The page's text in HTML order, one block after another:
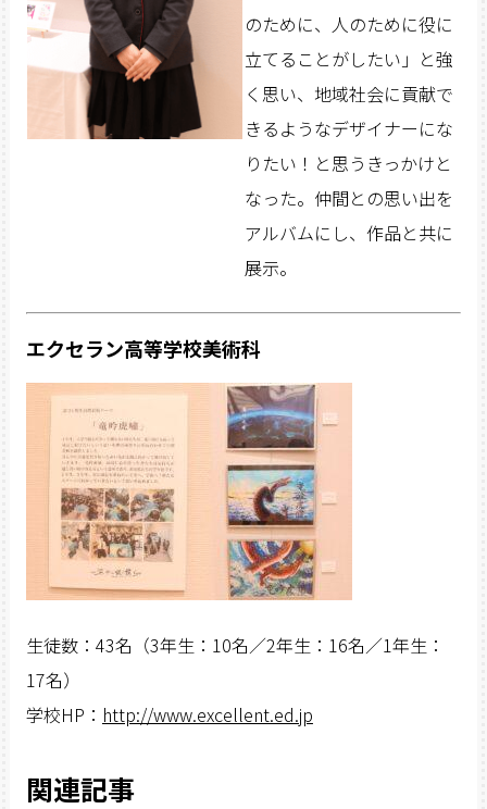
のために、人のために役に
立てることがしたい」と強
く思い、地域社会に貢献で
きるようなデザイナーにな
りたい！と思うきっかけと
なった。仲間との思い出を
アルバムにし、作品と共に
展示。
エクセラン高等学校美術科
生徒数：43名（3年生：10名／2年生：16名／1年生：
17名）
学校HP： http://www.excellent.ed.jp
関連記事